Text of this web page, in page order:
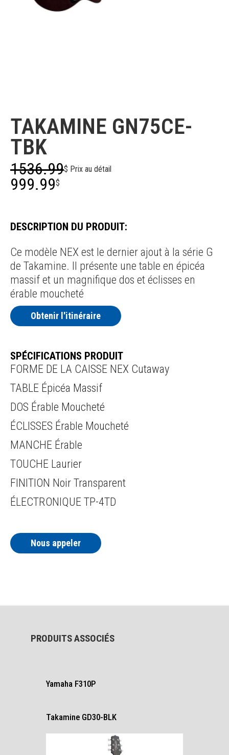
TAKAMINE GN75CE-
TBK
1536.99$ Prix au détail
999.99$
DESCRIPTION DU PRODUIT:
Ce modèle NEX est le dernier ajout à la série G
de Takamine. Il présente une table en épicéa
massif et un magnifique dos et éclisses en
érable moucheté
Obtenir l'itinéraire
SPÉCIFICATIONS PRODUIT
FORME DE LA CAISSE NEX Cutaway
TABLE Épicéa Massif
DOS Érable Moucheté
ÉCLISSES Érable Moucheté
MANCHE Érable
TOUCHE Laurier
FINITION Noir Transparent
ÉLECTRONIQUE TP-4TD
Nous appeler
PRODUITS ASSOCIÉS
Yamaha F310P
Takamine GD30-BLK